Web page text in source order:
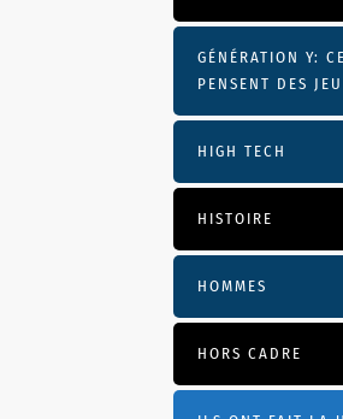
GÉNÉRATION Y:
PENSENT DES
HIGH TECH
HISTOIRE
HOMMES
HORS CADRE